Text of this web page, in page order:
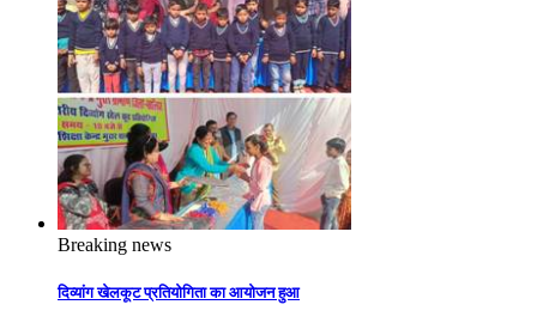
Breaking news
दिव्यांग खेलकूट प्रतियोगिता का आयोजन हुआ